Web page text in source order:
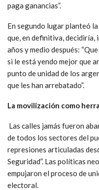
paga ganancias”.
En segundo lugar planteó
que, en definitiva,
años y medio después:
si le está yendo mejor que
punto de unidad de los
que les han arrebatado”.
La movilización como
Las calles jamás fueron
de todos los sectores del
represiones articuladas
Seguridad”. Las políticas
empujaron el proceso de
electoral.